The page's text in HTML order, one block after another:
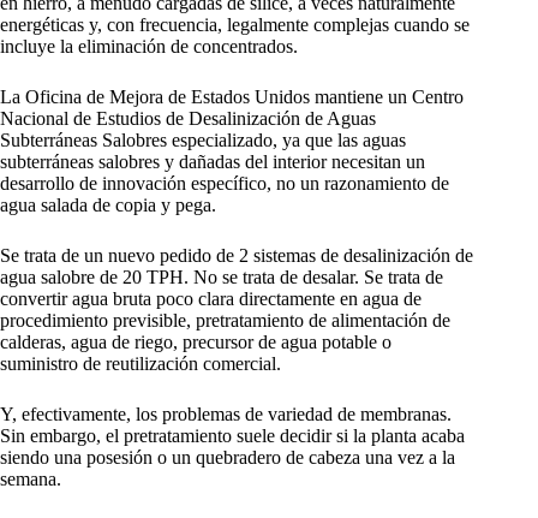
energéticas y, con frecuencia, legalmente complejas cuando se
incluye la eliminación de concentrados.
La Oficina de Mejora de Estados Unidos mantiene un Centro
Nacional de Estudios de Desalinización de Aguas
Subterráneas Salobres especializado, ya que las aguas
subterráneas salobres y dañadas del interior necesitan un
desarrollo de innovación específico, no un razonamiento de
agua salada de copia y pega.
Se trata de un nuevo pedido de 2 sistemas de desalinización de
agua salobre de 20 TPH. No se trata de desalar. Se trata de
convertir agua bruta poco clara directamente en agua de
procedimiento previsible, pretratamiento de alimentación de
calderas, agua de riego, precursor de agua potable o
suministro de reutilización comercial.
Y, efectivamente, los problemas de variedad de membranas.
Sin embargo, el pretratamiento suele decidir si la planta acaba
siendo una posesión o un quebradero de cabeza una vez a la
semana.